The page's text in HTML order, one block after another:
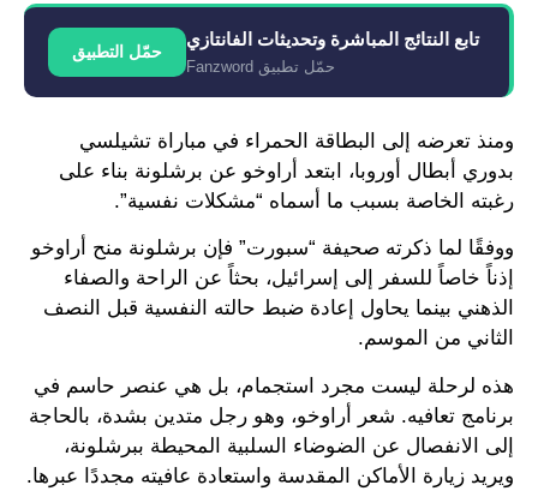
تابع النتائج المباشرة وتحديثات الفانتازي
حمّل تطبيق Fanzword
حمّل التطبيق
ومنذ تعرضه إلى البطاقة الحمراء في مباراة تشيلسي
بدوري أبطال أوروبا، ابتعد أراوخو عن برشلونة بناء على
رغبته الخاصة بسبب ما أسماه “مشكلات نفسية”.
ووفقًا لما ذكرته صحيفة “سبورت” فإن برشلونة منح أراوخو
إذناً خاصاً للسفر إلى إسرائيل، بحثاً عن الراحة والصفاء
الذهني بينما يحاول إعادة ضبط حالته النفسية قبل النصف
الثاني من الموسم.
هذه لرحلة ليست مجرد استجمام، بل هي عنصر حاسم في
برنامج تعافيه. شعر أراوخو، وهو رجل متدين بشدة، بالحاجة
إلى الانفصال عن الضوضاء السلبية المحيطة ببرشلونة،
ويريد زيارة الأماكن المقدسة واستعادة عافيته مجددًا عبرها.